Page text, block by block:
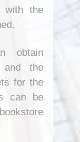
with the
obtain
and the
for the
can be